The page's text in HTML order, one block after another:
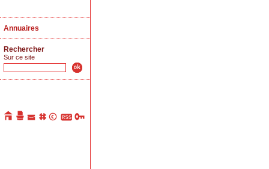
Annuaires
Rechercher
Sur ce site